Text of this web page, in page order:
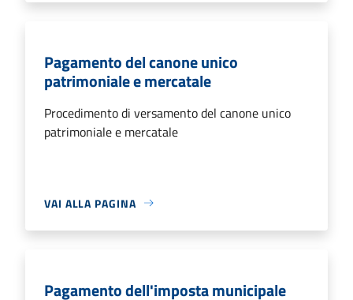
Pagamento del canone unico
patrimoniale e mercatale
Procedimento di versamento del canone unico
patrimoniale e mercatale
VAI ALLA PAGINA
Pagamento dell'imposta municipale